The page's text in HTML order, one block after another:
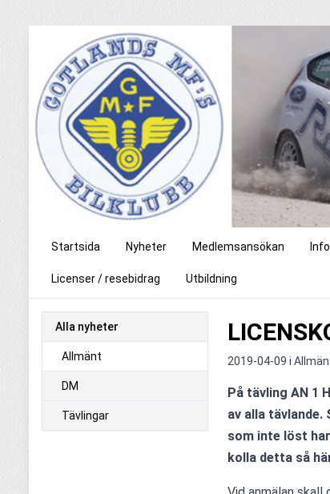
Startsida Nyheter Medlemsansökan
Licenser / resebidrag Utbildning
Alla nyheter
Allmänt
DM
Tävlingar
2019-04-09 i
På tävling AN 1
av alla
som inte löst
kolla detta så